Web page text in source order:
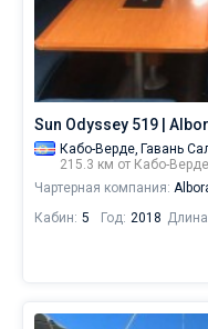
судном.
каталоге
вы
найдете
предложений
Кабо-
Sun Odyssey 519 |
Кабо-Верде, Гавань
215.3 км от Кабо-Верде
Чартерная компания:
Кабин: 5 Год: 2018